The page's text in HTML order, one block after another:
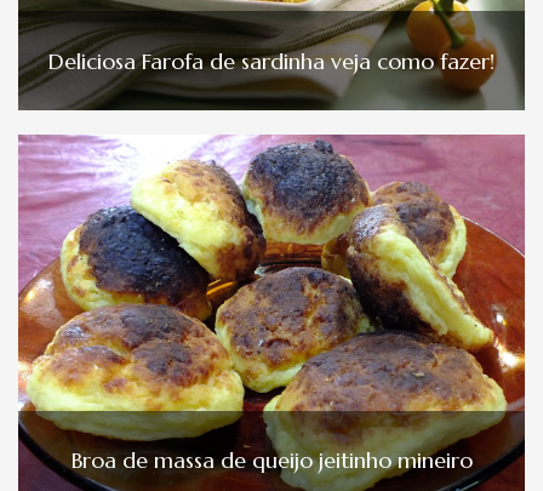
Deliciosa Farofa de sardinha veja como fazer!
Broa de massa de queijo jeitinho mineiro